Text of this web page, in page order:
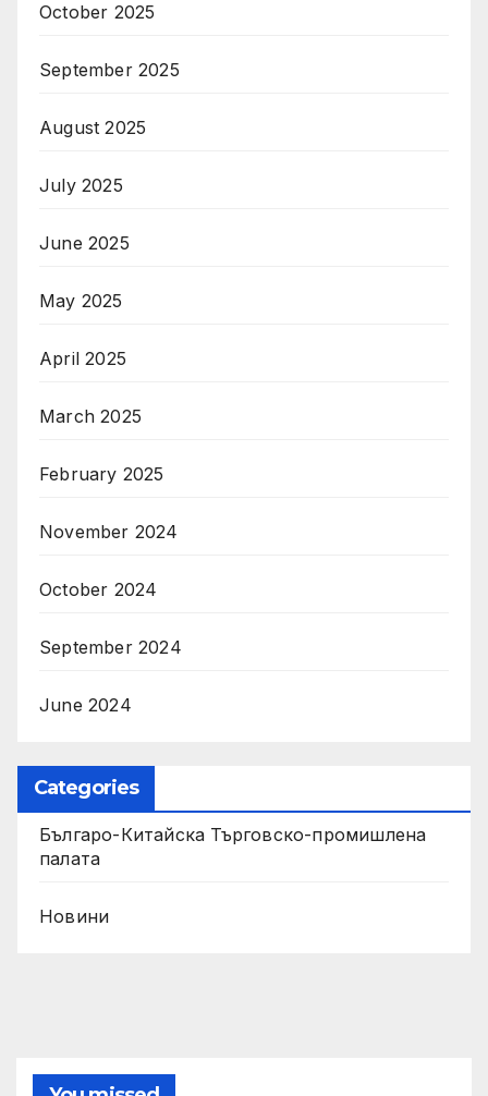
October 2025
September 2025
August 2025
July 2025
June 2025
May 2025
April 2025
March 2025
February 2025
November 2024
October 2024
September 2024
June 2024
Categories
Българо-Китайска Търговско-промишлена
палaта
Новини